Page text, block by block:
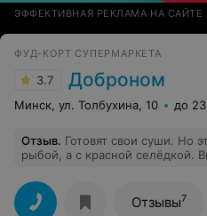
ЭФФЕКТИВНАЯ РЕКЛАМА НА САЙТЕ
ФУД-КОРТ СУПЕРМАРКЕТА
3.7 Доброном
Минск, ул. Толбухина, 10 до
Отзыв. Готовят свои суши. Но
рыбой, а с красной селёдкой.
нет. Вечные огромные очереди.
Отзывы7